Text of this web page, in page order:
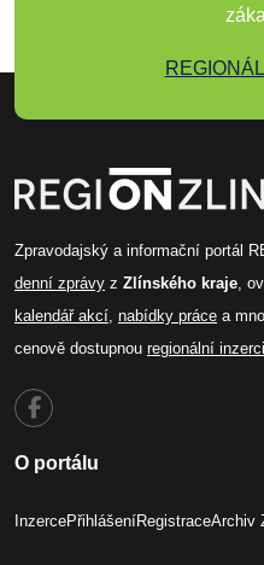
Zpravodajský a informační portál
denní zprávy z Zlínského kraje ,
kalendář akcí nabídky práce a
cenově dostupnou regionální inzerci
O portálu
InzercePřihlášeníRegistraceArchiv